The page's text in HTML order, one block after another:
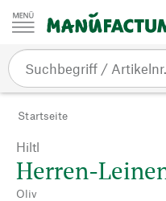
Zum Inhalt springen
Startseite
Hiltl
Herren-
Oliv